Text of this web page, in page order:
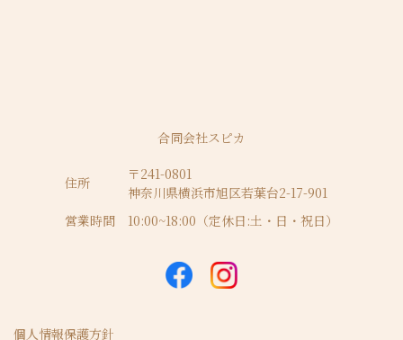
合同会社スピカ
住所
〒241-0801
神奈川県横浜市旭区若葉台2-17-901
営業時間
10:00~18:00（定休日:土・日・祝日）
個人情報保護方針